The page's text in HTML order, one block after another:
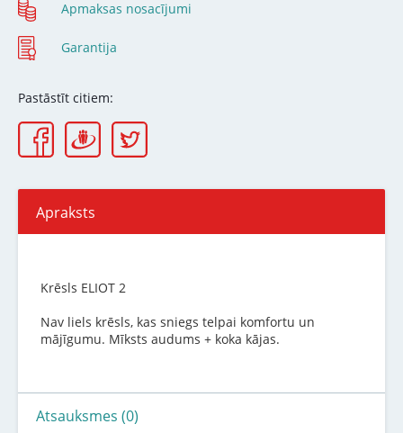
Apmaksas nosacījumi
Garantija
Pastāstīt citiem:
Apraksts
Krēsls ELIOT 2
Nav liels krēsls, kas sniegs telpai komfortu un
mājīgumu. Mīksts audums + koka kājas.
Atsauksmes (0)